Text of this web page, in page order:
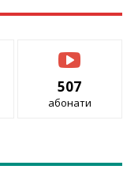
507
абонати